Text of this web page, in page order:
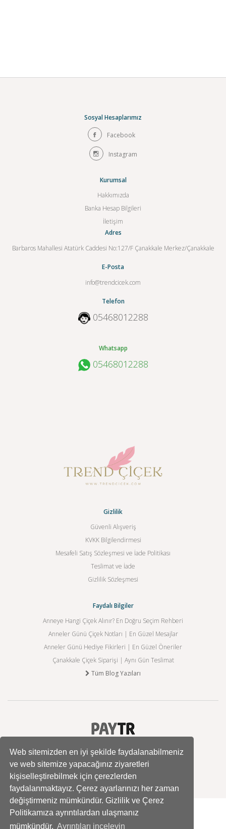
Web sitemizden en iyi şekilde faydalanabilmeniz
ve web sitemize yapacağınız ziyaretleri
kişiselleştirebilmek için çerezlerden
faydalanmaktayız. Çerez ayarlarınızı her zaman
değiştirmeniz mümkündür. Gizlilik ve Çerez
Politikamıza ayrıntılardan ulaşmanız
mümkündür. Ayrıntıları inceleyin
Sosyal Hesaplarımız
Facebook
Instagram
Kurumsal
Hakkımızda
Banka Hesap Bilgileri
İletişim
Adres
Barbaros Mahallesi Atatürk Caddesi No:127/F Çanakkale Merkez/Çanakkale
E-Posta
info@trendcicek.com
Telefon
05468012288
Whatsapp
05468012288
Gizlilik
Güvenli Alışveriş
KVKK Bilgilendirmesi
Mesafeli Satış Sözleşmesi ve İade Politikası
Teslimat ve İade
Gizlilik Sözleşmesi
Faydalı Bilgiler
Anneye Hangi Çiçek Alınır? En Doğru Seçim Rehberi
Anneler Günü Çiçek Notları | En Güzel Mesajlar
Anneler Günü Hediye Fikirleri | En Güzel Öneriler
Çanakkale Çiçek Siparişi | Aynı Gün Teslimat
Tüm Blog Yazıları